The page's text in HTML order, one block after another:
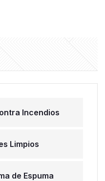
Incendios
Limpios
de Espuma